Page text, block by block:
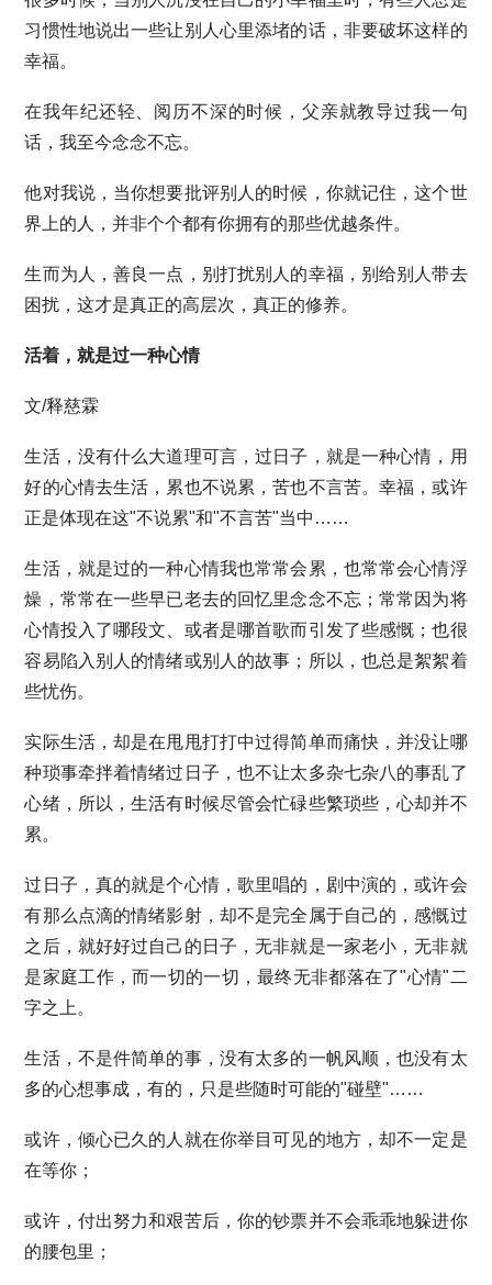
习惯性地说出一些让别人心里添堵的话，非要破坏这样的
幸福。
在我年纪还轻、阅历不深的时候，父亲就教导过我一句
话，我至今念念不忘。
他对我说，当你想要批评别人的时候，你就记住，这个世
界上的人，并非个个都有你拥有的那些优越条件。
生而为人，善良一点，别打扰别人的幸福，别给别人带去
困扰，这才是真正的高层次，真正的修养。
活着，就是过一种心情
文/释慈霖
生活，没有什么大道理可言，过日子，就是一种心情，用
好的心情去生活，累也不说累，苦也不言苦。幸福，或许
正是体现在这"不说累"和"不言苦"当中……
生活，就是过的一种心情我也常常会累，也常常会心情浮
燥，常常在一些早已老去的回忆里念念不忘；常常因为将
心情投入了哪段文、或者是哪首歌而引发了些感慨；也很
容易陷入别人的情绪或别人的故事；所以，也总是絮絮着
些忧伤。
实际生活，却是在甩甩打打中过得简单而痛快，并没让哪
种琐事牵拌着情绪过日子，也不让太多杂七杂八的事乱了
心绪，所以，生活有时候尽管会忙碌些繁琐些，心却并不
累。
过日子，真的就是个心情，歌里唱的，剧中演的，或许会
有那么点滴的情绪影射，却不是完全属于自己的，感慨过
之后，就好好过自己的日子，无非就是一家老小，无非就
是家庭工作，而一切的一切，最终无非都落在了"心情"二
字之上。
生活，不是件简单的事，没有太多的一帆风顺，也没有太
多的心想事成，有的，只是些随时可能的"碰壁"……
或许，倾心已久的人就在你举目可见的地方，却不一定是
在等你；
或许，付出努力和艰苦后，你的钞票并不会乖乖地躲进你
的腰包里；